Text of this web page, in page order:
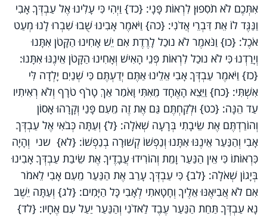
אִתְּכֶם לֹא תֹסִפוּן לִרְאוֹת פָּנָי: {כד} וַיְהִי כִּי עָלִינוּ אֶל עַבְדְּךָ אָבִי
וַנַּגֶּד לוֹ אֵת דִּבְרֵי אֲדֹנִי: {כה} וַיֹּאמֶר אָבִינוּ שֻׁבוּ שִׁבְרוּ לָנוּ מְעַט
אֹכֶל: {כו} וַנֹּאמֶר לֹא נוּכַל לָרֶדֶת אִם יֵשׁ אָחִינוּ הַקָּטֹן אִתָּנוּ
וְיָרַדְנוּ כִּי לֹא נוּכַל לִרְאוֹת פְּנֵי הָאִישׁ וְאָחִינוּ הַקָּטֹן אֵינֶנּוּ אִתָּנוּ:
{כז} וַיֹּאמֶר עַבְדְּךָ אָבִי אֵלֵינוּ אַתֶּם יְדַעְתֶּם כִּי שְׁנַיִם יָלְדָה לִּי
אִשְׁתִּי: {כח} וַיֵּצֵא הָאֶחָד מֵאִתִּי וָאֹמַר אַךְ טָרֹף טֹרָף וְלֹא רְאִיתִיו
עַד הֵנָּה: {כט} וּלְקַחְתֶּם גַּם אֶת זֶה מֵעִם פָּנַי וְקָרָהוּ אָסוֹן
וְהוֹרַדְתֶּם אֶת שֵׂיבָתִי בְּרָעָה שְׁאֹלָה: {ל} וְעַתָּה כְּבֹאִי אֶל עַבְדְּךָ
אָבִי וְהַנַּעַר אֵינֶנּוּ אִתָּנוּ וְנַפְשׁוֹ קְשׁוּרָה בְנַפְשׁוֹ: {לא} שני וְהָיָה
כִּרְאוֹתוֹ כִּי אֵין הַנַּעַר וָמֵת וְהוֹרִידוּ עֲבָדֶיךָ אֶת שֵׂיבַת עַבְדְּךָ אָבִינוּ
בְּיָגוֹן שְׁאֹלָה: {לב} כִּי עַבְדְּךָ עָרַב אֶת הַנַּעַר מֵעִם אָבִי לֵאמֹר
אִם לֹא אֲבִיאֶנּוּ אֵלֶיךָ וְחָטָאתִי לְאָבִי כָּל הַיָּמִים: {לג} וְעַתָּה יֵשֶׁב
נָא עַבְדְּךָ תַּחַת הַנַּעַר עֶבֶד לַאדֹנִי וְהַנַּעַר יַעַל עִם אֶחָיו: {לד}